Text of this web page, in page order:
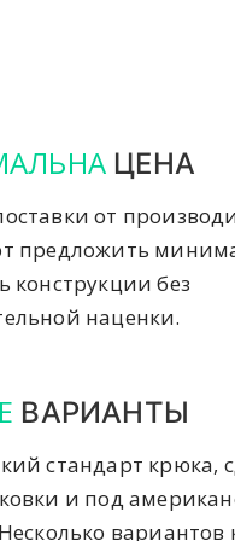
ЦЕНА
от
предложить
конструкции без
наценки.
ВАРИАНТЫ
стандарт крюка,
и под
вариантов